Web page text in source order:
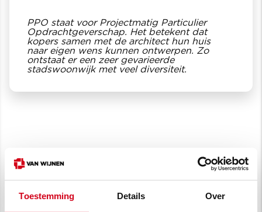
Toestemming Details Over
PPO staat voor Projectmatig Particulier
Opdrachtgeverschap. Het betekent dat
kopers samen met de architect hun huis
naar eigen wens kunnen ontwerpen. Zo
ontstaat er een zeer gevarieerde
stadswoonwijk met veel diversiteit.
Nieuwbouw Fijn Wonen
in Parkwijk
In Parkwijk werden ook Fijn Wonen-woningen